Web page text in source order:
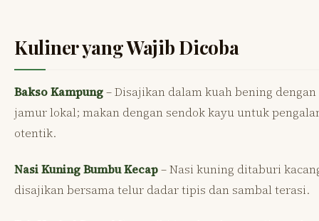
Kuliner yang Wajib Dicoba
Bakso Kampung– Disajikan dalam kuah bening
jamur lokal; makan dengan sendok kayu untuk
otentik.
Nasi Kuning Bumbu Kecap– Nasi kuning ditaburi
disajikan bersama telur dadar tipis dan sambal terasi.